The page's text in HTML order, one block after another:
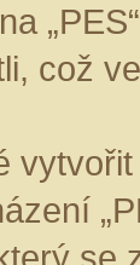
což